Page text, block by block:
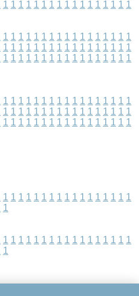
1 1 1 1 1 1 1 1 1 1 1 1 1 1 1 1 1
1 1 1 1 1 1 1 1 1 1 1 1 1 1 1 1 1
1 1 1 1 1 1 1 1 1 1 1 1 1 1 1 1 1
1 1 1 1 1 1 1 1 1 1 1 1 1 1 1 1 1
1 1 1 1 1 1 1 1 1 1 1 1 1 1 1 1 1
1 1 1 1 1 1 1 1 1 1 1 1 1 1 1 1 1
1 1 1 1 1 1 1 1 1 1 1 1 1 1 1 1 1
1 1 1 1 1 1 1 1 1 1 1 1 1 1 1 1 1
1
1 1 1 1 1 1 1 1 1 1 1 1 1 1 1 1 1
1